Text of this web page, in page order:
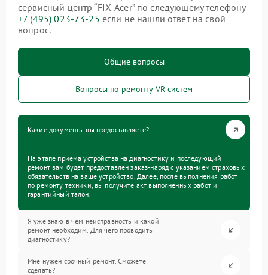
сервисный центр “FIX-Acer” по следующему телефону
+7 (495) 023-73-25 если не нашли ответ на свой
вопрос.
Общие вопросы
Вопросы по ремонту VR систем
Какие документы вы предоставляете?
На этапе приема устройства на диагностику и последующий
ремонт вам будет предоставлен заказ-наряд с указанием страховых
обязательств на ваше устройство. Далее, после выполнения работ
по ремонту техники, вы получите акт выполненных работ и
гарантийный талон.
Я уже знаю в чем неисправность и какой
ремонт необходим. Для чего проводить
диагностику?
Мне нужен срочный ремонт. Сможете
сделать?